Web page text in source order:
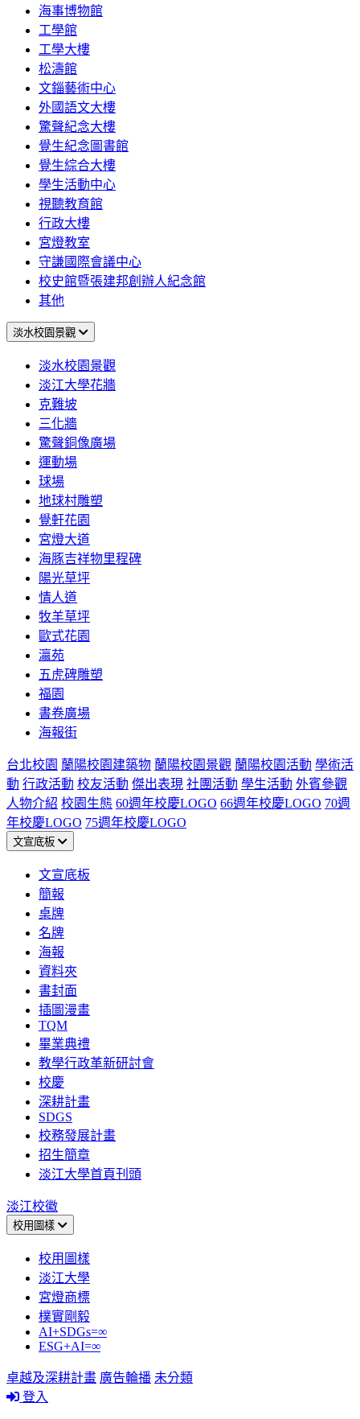
海事博物館
工學館
工學大樓
松濤館
文錙藝術中心
外國語文大樓
驚聲紀念大樓
覺生紀念圖書館
覺生綜合大樓
學生活動中心
視聽教育館
行政大樓
宮燈教室
守謙國際會議中心
校史館暨張建邦創辦人紀念館
其他
淡水校園景觀
淡水校園景觀
淡江大學花牆
克難坡
三化牆
驚聲銅像廣場
運動場
球場
地球村雕塑
覺軒花園
宮燈大道
海豚吉祥物里程碑
陽光草坪
情人道
牧羊草坪
歐式花園
瀛苑
五虎碑雕塑
福園
書卷廣場
海報街
台北校園 蘭陽校園建築物 蘭陽校園景觀 蘭陽校園活動 學術活
動 行政活動 校友活動 傑出表現 社團活動 學生活動 外賓參觀
人物介紹 校園生態 60週年校慶LOGO 66週年校慶LOGO 70週
年校慶LOGO 75週年校慶LOGO
文宣底板
文宣底板
簡報
桌牌
名牌
海報
資料夾
書封面
插圖漫畫
TQM
畢業典禮
教學行政革新研討會
校慶
深耕計畫
SDGS
校務發展計畫
招生簡章
淡江大學首頁刊頭
淡江校徽
校用圖樣
校用圖樣
淡江大學
宮燈商標
樸實剛毅
AI+SDGs=∞
ESG+AI=∞
卓越及深耕計畫 廣告輪播 未分類
登入